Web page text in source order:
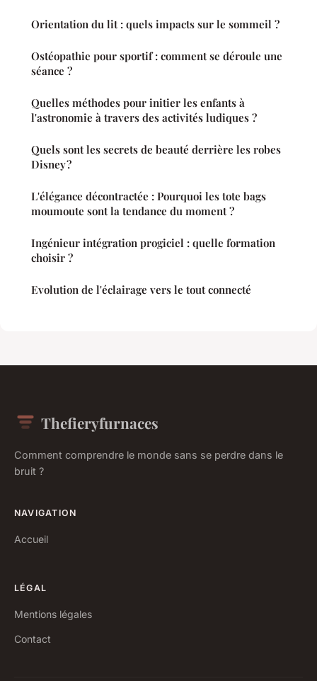
Orientation du lit : quels impacts sur le sommeil ?
Ostéopathie pour sportif : comment se déroule une
séance ?
Quelles méthodes pour initier les enfants à
l'astronomie à travers des activités ludiques ?
Quels sont les secrets de beauté derrière les robes
Disney ?
L'élégance décontractée : Pourquoi les tote bags
moumoute sont la tendance du moment ?
Ingénieur intégration progiciel : quelle formation
choisir ?
Evolution de l'éclairage vers le tout connecté
Thefieryfurnaces
Comment comprendre le monde sans se perdre dans le
bruit ?
NAVIGATION
Accueil
LÉGAL
Mentions légales
Contact